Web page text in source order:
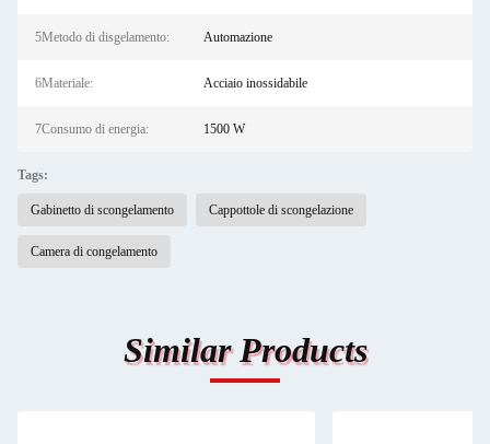
5Metodo di disgelamento: Automazione
6Materiale: Acciaio inossidabile
7Consumo di energia: 1500 W
Tags:
Gabinetto di scongelamento Cappottole di scongelazione
Camera di congelamento
Similar Products